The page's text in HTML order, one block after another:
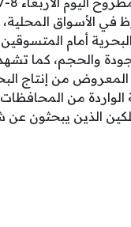
في الأسواق المحلية،
أمام
والحجم، كما
من إنتاج
الواردة من
الذين يبحثون عن